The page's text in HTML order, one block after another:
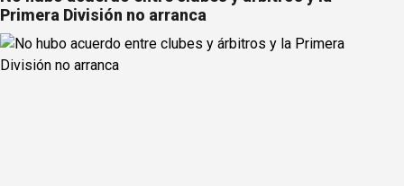
Primera División no arranca